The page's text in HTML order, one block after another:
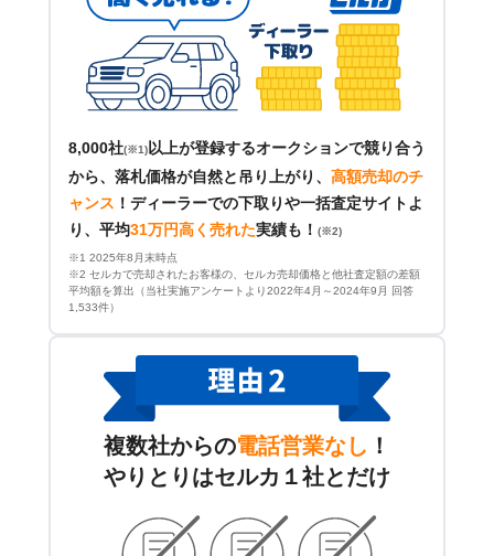
8,000社(※1) 以上が登録するオークションで競り合う
から、落札価格が自然と吊り上がり、 高額売却のチ
ャンス ！ ディーラーでの下取りや一括査定サイトよ
り、平均31万円高く売れた実績も！ (※2)
※1 2025年8月末時点
※2 セルカで売却されたお客様の、セルカ売却価格と他社査定額の差額
平均額を算出（当社実施アンケートより2022年4月～2024年9月 回答
1,533件）
複数社からの電話営業なし ！
やりとりはセルカ１社とだけ